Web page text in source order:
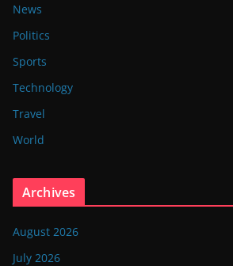
News
Politics
Sports
Technology
Travel
World
Archives
August 2026
July 2026